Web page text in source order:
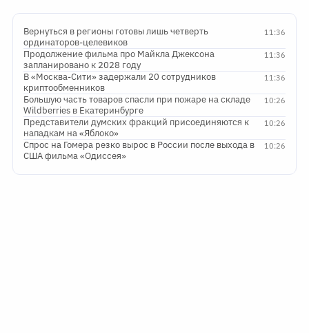
11:36
Вернуться в регионы готовы лишь четверть
ординаторов-целевиков
11:36
Продолжение фильма про Майкла Джексона
запланировано к 2028 году
11:36
В «Москва-Сити» задержали 20 сотрудников
криптообменников
10:26
Большую часть товаров спасли при пожаре на складе
Wildberries в Екатеринбурге
10:26
Представители думских фракций присоединяются к
нападкам на «Яблоко»
10:26
Спрос на Гомера резко вырос в России после выхода в
США фильма «Одиссея»